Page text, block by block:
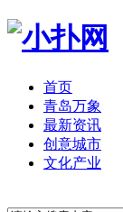
首页
青岛万象
最新资讯
创意城市
文化产业